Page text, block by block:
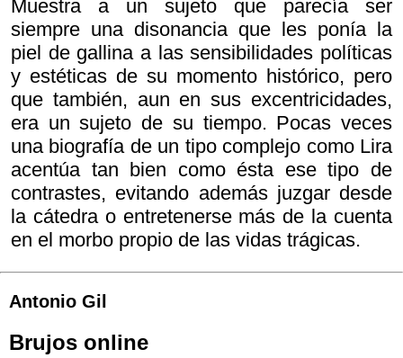
Muestra a un sujeto que parecía ser
siempre una disonancia que les ponía la
piel de gallina a las sensibilidades políticas
y estéticas de su momento histórico, pero
que también, aun en sus excentricidades,
era un sujeto de su tiempo. Pocas veces
una biografía de un tipo complejo como Lira
acentúa tan bien como ésta ese tipo de
contrastes, evitando además juzgar desde
la cátedra o entretenerse más de la cuenta
en el morbo propio de las vidas trágicas.
Antonio Gil
Brujos online